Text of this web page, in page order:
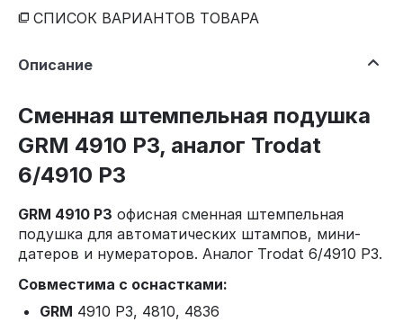
СПИСОК ВАРИАНТОВ ТОВАРА
Описание
Сменная штемпельная подушка
GRM 4910 P3, аналог Trodat
6/4910 P3
GRM 4910 P3 офисная сменная штемпельная
подушка для автоматических штампов, мини-
датеров и нумераторов. Аналог Trodat 6/4910 P3.
Совместима с оснастками:
GRM 4910 P3, 4810, 4836